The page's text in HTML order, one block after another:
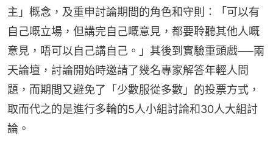
主」概念，及重申討論期間的角色和守則：「可以有
自己嘅立場，但講完自己嘅意見，都要聆聽其他人嘅
意見，唔可以自己講自己。」其後到實驗重頭戲──兩
天論壇，討論開始時邀請了幾名專家解答年輕人問
題，而期間又避免了「少數服從多數」的投票方式，
取而代之的是進行多輪的5人小組討論和30人大組討
論。